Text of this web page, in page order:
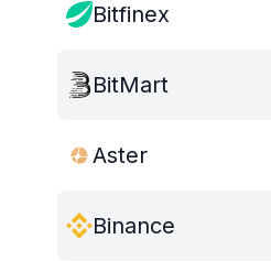
Bitfinex
BitMart
Aster
Binance